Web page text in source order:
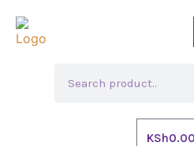
KSh0.00